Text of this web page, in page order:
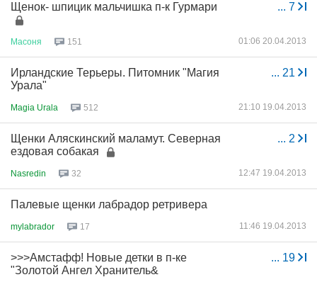
... 7
Щенок- шпицик мальчишка п-к Гурмари
Масоня 151 01:06 20.04.2013
... 21
Ирландские Терьеры. Питомник "Магия
Урала"
Magia Urala 512 21:10 19.04.2013
... 2
Щенки Аляскинский маламут. Северная
ездовая собакая
Nasredin 32 12:47 19.04.2013
Палевые щенки лабрадор ретривера
mylabrador 17 11:46 19.04.2013
... 19
>>>Амстафф! Новые детки в п-ке
"Золотой Ангел Хранитель&